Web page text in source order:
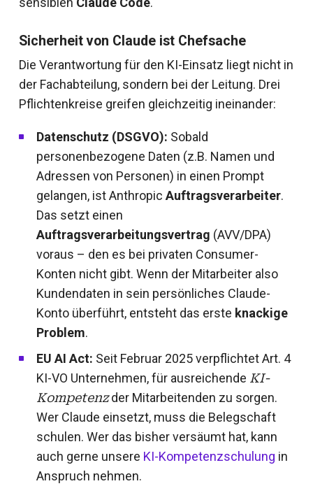
Sicherheit von Claude ist Chefsache
Die Verantwortung für den KI-Einsatz liegt nicht in
der Fachabteilung, sondern bei der Leitung. Drei
Pflichtenkreise greifen gleichzeitig ineinander:
Datenschutz (DSGVO): Sobald
personenbezogene Daten (z.B. Namen und
Adressen von Personen) in einen Prompt
gelangen, ist AnthropicAuftragsverarbeiter.
Das setzt einen
Auftragsverarbeitungsvertrag (AVV/DPA)
voraus – den es bei privaten Consumer-
Konten nicht gibt. Wenn der Mitarbeiter also
Kundendaten in sein persönliches Claude-
Konto überführt, entsteht das erste knackige
Problem.
EU AI Act: Seit Februar 2025 verpflichtet Art. 4
KI-VO Unternehmen, für ausreichende KI-
Kompetenzder Mitarbeitenden zu sorgen.
Wer Claude einsetzt, muss die Belegschaft
schulen. Wer das bisher versäumt hat, kann
auch gerne unsere KI-Kompetenzschulung in
Anspruch nehmen.